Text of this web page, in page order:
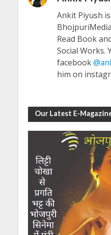
Ankit Piyush
Read Book
Social Works.
facebook
him on
Our Latest E-